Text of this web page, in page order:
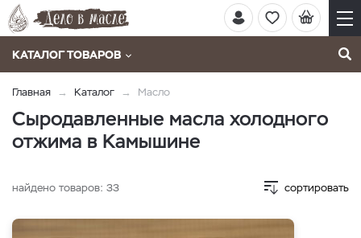
КАТАЛОГ ТОВАРОВ
Главная Каталог Масло
Сыродавленные масла холодного
отжима в Камышине
найдено товаров: 33 сортировать